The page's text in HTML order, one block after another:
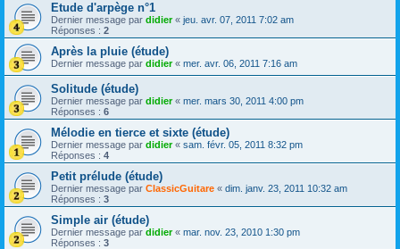
Etude d'arpège n°1
Dernier message par didier« jeu. avr. 07, 2011 7:02 am
Réponses : 2
Après la pluie (étude)
Dernier message par didier« mer. avr. 06, 2011 7:16 am
Solitude (étude)
Dernier message par didier« mer. mars 30, 2011 4:00 pm
Réponses : 6
Mélodie en tierce et sixte (étude)
Dernier message par didier« sam. févr. 05, 2011 8:32 pm
Réponses : 4
Petit prélude (étude)
Dernier message par ClassicGuitare « dim. janv. 23, 2011 10:32 am
Réponses : 3
Simple air (étude)
Dernier message par didier« mar. nov. 23, 2010 1:30 pm
Réponses : 3